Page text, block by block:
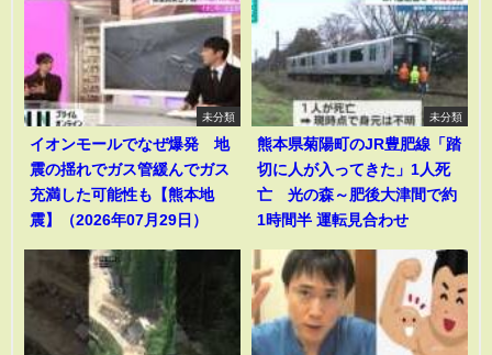
未分類
イオンモールでなぜ爆発 地
震の揺れでガス管緩んでガス
充満した可能性も【熊本地
震】（2026年07月29日）
未分類
熊本県菊陽町のJR豊肥線「踏
切に人が入ってきた」1人死
亡 光の森～肥後大津間で約
1時間半 運転見合わせ